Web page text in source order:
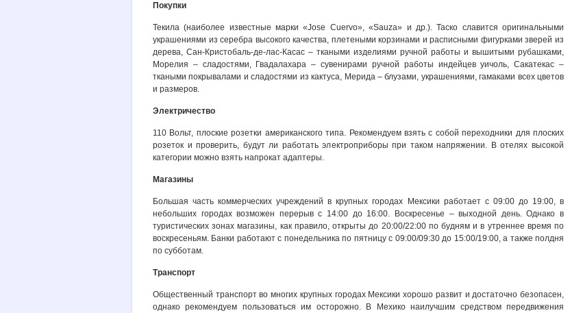
Покупки
Текила (наиболее известные марки «Jose Cuervo», «Sauza» и др.). Таско славится оригинальными
украшениями из серебра высокого качества, плетеными корзинами и расписными фигурками зверей из
дерева, Сан-Кристобаль-де-лас-Касас – ткаными изделиями ручной работы и вышитыми рубашками,
Морелия – сладостями, Гвадалахара – сувенирами ручной работы индейцев уичоль, Сакатекас –
ткаными покрывалами и сладостями из кактуса, Мерида – блузами, украшениями, гамаками всех цветов
и размеров.
Электричество
110 Вольт, плоские розетки американского типа. Рекомендуем взять с собой переходники для плоских
розеток и проверить, будут ли работать электроприборы при таком напряжении. В отелях высокой
категории можно взять напрокат адаптеры.
Магазины
Большая часть коммерческих учреждений в крупных городах Мексики работает с 09:00 до 19:00, в
небольших городах возможен перерыв с 14:00 до 16:00. Воскресенье – выходной день. Однако в
туристических зонах магазины, как правило, открыты до 20:00/22:00 по будням и в утреннее время по
воскресеньям. Банки работают с понедельника по пятницу с 09:00/09:30 до 15:00/19:00, а также полдня
по субботам.
Транспорт
Общественный транспорт во многих крупных городах Мексики хорошо развит и достаточно безопасен,
однако рекомендуем пользоваться им осторожно. В Мехико наилучшим средством передвижения